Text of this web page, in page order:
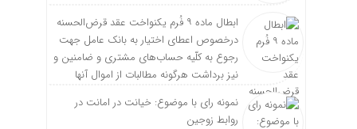
ابطال ماده ۹ فُرم یکنواخت عقد قرض‌الحسنه
درخصوص اعطای اختیار به بانک عامل جهت
رجوع به کلّیه حساب‌های مشتری و ضامنین و
نیز برداشت هرگونه مطالبات از اموال آنها
نمونه رای با موضوع: خیانت در امانت در
روابط زوجین